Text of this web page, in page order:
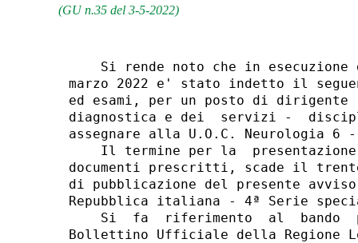
(GU n.35 del 3-5-2022)
Si rende noto che in esecuzione
marzo 2022 e' stato indetto il
ed esami, per un posto di
diagnostica e dei  servizi -
assegnare alla U.O.C. Neurologia
Il termine per la
documenti prescritti, scade il
di pubblicazione del presente
Repubblica italiana - 4ª Serie
Si  fa  riferimento  al  bando
Bollettino Ufficiale della Regione